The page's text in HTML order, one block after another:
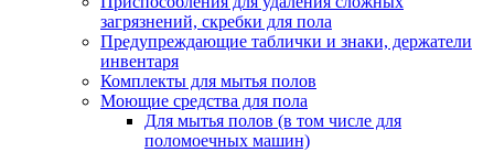
загрязнений, скребки для пола
Предупреждающие таблички и знаки, держатели
инвентаря
Комплекты для мытья полов
Моющие средства для пола
Для мытья полов (в том числе для
поломоечных машин)